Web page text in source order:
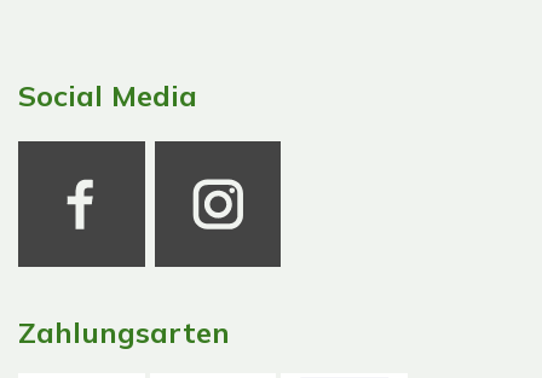
Social Media
Zahlungsarten